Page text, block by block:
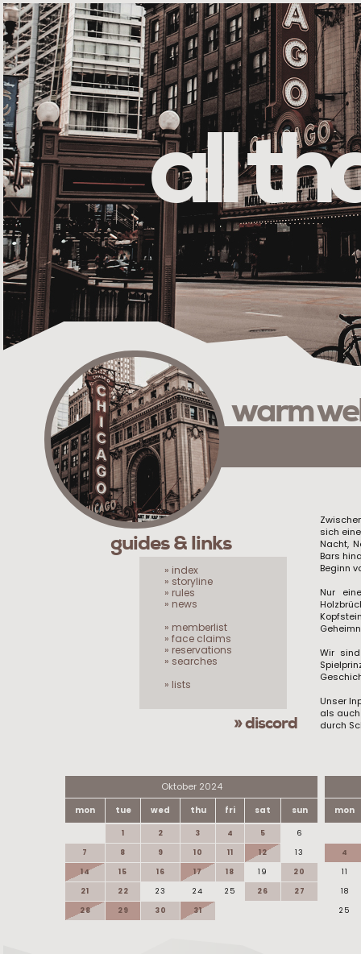
all
warm
sich
Nacht,
Bars
Beginn
Nur
Wir
Unser
als
durch
guides & links
» index
» storyline
» rules
» news
» memberlist
» face claims
» reservations
» searches
» lists
» discord
Oktober 2024
mon tue wed thu fri sat sun
1 2 3 4 5
6
7
8 9 10 11 12
13
14
15 16 17 18 19
20
21
22 23 24 25 26
27
28
29 30 31
mon
4
11
18
25